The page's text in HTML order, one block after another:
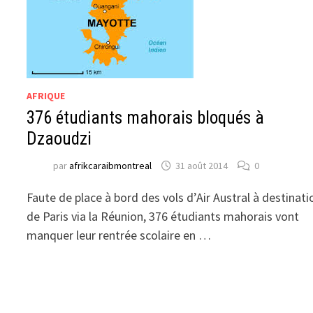
AFRIQUE
376 étudiants mahorais bloqués à
Dzaoudzi
parafrikcaraibmontreal 31 août 2014 0
Faute de place à bord des vols d’Air Austral à
de Paris via la Réunion, 376 étudiants mahorais vont
manquer leur rentrée scolaire en …